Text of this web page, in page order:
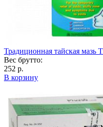
Традиционная тайская мазь
Вес брутто:
252 р.
В корзину